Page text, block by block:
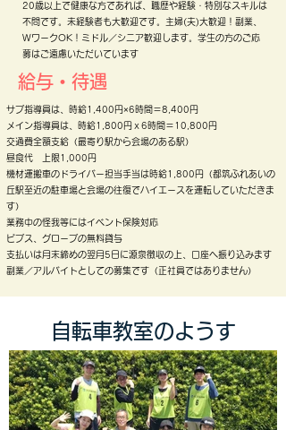
20歳以上で健康な方であれば、職歴や経験・特別なスキルは
不問です。未経験者も大歓迎です。主婦(夫)大歓迎！副業、
WワークOK！ミドル／シニア歓迎します。 学生の方のご応
募はご遠慮いただいています
給与・待遇
サブ指導員は、時給1,400円×6時間＝8,400円
メイン指導員は、時給1,800円ｘ6時間＝10,800円
交通費全額支給（最寄り駅から会場のある駅）
昼食代 上限1,000円
機材運搬車のドライバー担当手当は時給1,800円（都筑ふれあいの
丘駅至近の駐車場と会場の往復でハイエースを運転していただきま
す）
業務中の怪我等にはイベント保険対応
ビブス、グローブの無料貸与
​支払いは月末締めの翌月5日に源泉徴収の上、口座へ振り込みます
副業／アルバイトとしての募集です（​正社員ではありません）
自転車教室のようす